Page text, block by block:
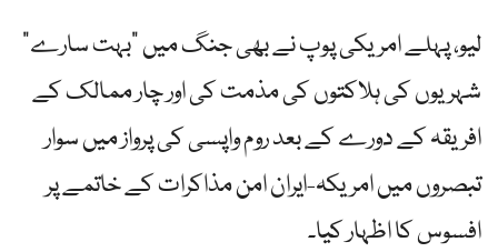
لیو، پہلے امریکی پوپ نے بھی جنگ میں "بہت سارے”
شہریوں کی ہلاکتوں کی مذمت کی اور چار ممالک کے
افریقہ کے دورے کے بعد روم واپسی کی پرواز میں سوار
تبصروں میں امریکہ-ایران امن مذاکرات کے خاتمے پر
افسوس کا اظہار کیا۔